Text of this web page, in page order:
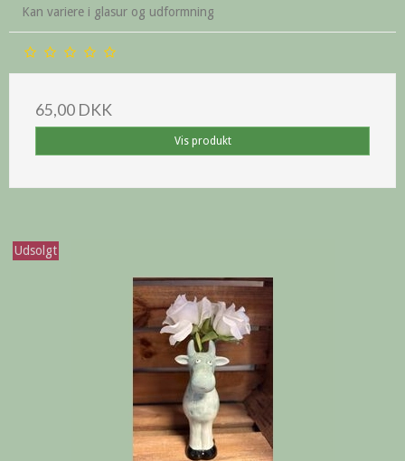
Kan variere i glasur og udformning
65,00 DKK
Vis produkt
Udsolgt